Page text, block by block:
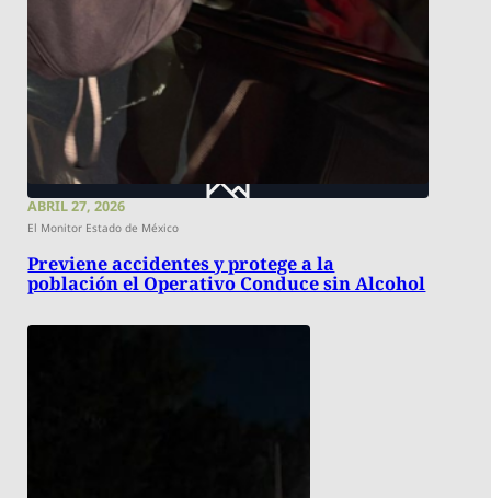
ABRIL 27, 2026
El Monitor Estado de México
Previene accidentes y protege a la
población el Operativo Conduce sin Alcohol